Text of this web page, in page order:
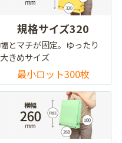
規格サイズ320
幅とマチが固定。ゆったり
大きめサイズ
最小ロット300枚